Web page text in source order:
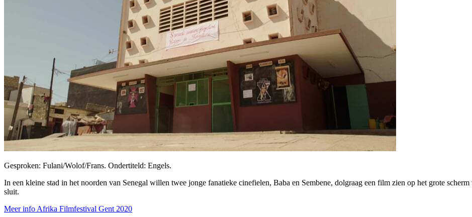
Gesproken: Fulani/Wolof/Frans. Ondertiteld: Engels.
In een kleine stad in het noorden van Senegal willen twee jonge fanatieke cinefielen, Baba en Sembene, dolgraag een film zien op het grote
sluit.
Meer info Afrika Filmfestival Gent 2020